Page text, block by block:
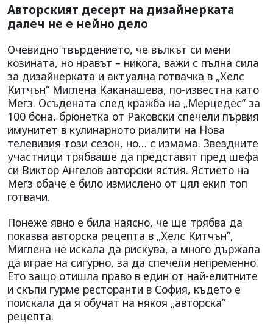
Авторският десерт на дизайнерката
далеч не е нейно дело
Очевидно твърдението, че вълкът си мени
козината, но нравът – никога, важи с пълна сила
за дизайнерката и актуална готвачка в „Хелс
Китчън“ Миглена Каканашева, по-известна като
Мегз. Осъдената след кражба на „Мерцедес” за
100 бона, брюнетка от Раковски спечели първия
имунитет в кулинарното риалити на Нова
телевизия този сезон, но… с измама. Звездните
участници трябваше да представят пред шефа
си Виктор Ангелов авторски ястия. Ястието на
Мегз обаче е било измислено от цял екип топ
готвачи.
Понеже явно е била наясно, че ще трябва да
показва авторска рецепта в „Хелс Китчън”,
Миглена не искала да рискува, а много държала
да играе на сигурно, за да спечели непременно.
Ето защо отишла право в един от най-елитните
и скъпи гурме ресторанти в София, където е
поискала да я обучат на някоя „авторска”
рецепта.